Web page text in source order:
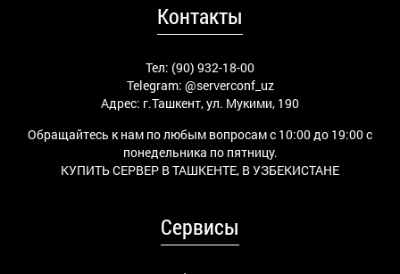
Контакты
Тел: (90) 932-18-00
Telegram: @serverconf_uz
Адрес: г.Ташкент, ул. Мукими, 190
Обращайтесь к нам по любым вопросам с 10:00 до 19:00 с
понедельника по пятницу.
КУПИТЬ СЕРВЕР В ТАШКЕНТЕ, В УЗБЕКИСТАНЕ
Сервисы